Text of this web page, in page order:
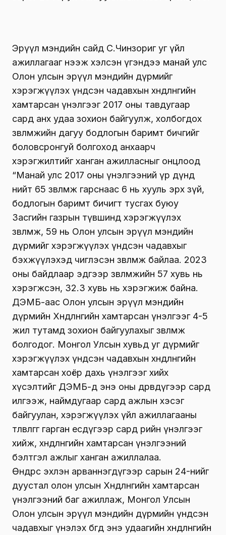
Эрүүл мэндийн сайд С.Чинзориг уг үйл
ажиллагааг нээж хэлсэн үгэндээ манай улс
Олон улсын эрүүл мэндийн дүрмийг
хэрэгжүүлэх үндсэн чадавхын хөндлөнгийн
хамтарсан үнэлгээг 2017 оны тавдугаар
сард анх удаа зохион байгуулж, холбогдох
зөвлөмжийн дагуу бодлогын баримт бичгийг
боловсронгуй болгоход анхаарч
хэрэгжилтийг ханган ажилласныг онцлоод
“Манай улс 2017 оны үнэлгээний үр дүнд
нийт 65 зөвлөмж гарснаас 6 нь хууль эрх зүй,
бодлогын баримт бичигт тусгах буюу
Засгийн газрын түвшинд хэрэгжүүлэх
зөвлөмж, 59 нь Олон улсын эрүүл мэндийн
дүрмийг хэрэгжүүлэх үндсэн чадавхыг
бэхжүүлэхэд чиглэсэн зөвлөмж байлаа. 2023
оны байдлаар эдгээр зөвлөмжийн 57 хувь нь
хэрэгжсэн, 32.3 хувь нь хэрэгжиж байна.
ДЭМБ-аас Олон улсын эрүүл мэндийн
дүрмийн Хөндлөнгийн хамтарсан үнэлгээг 4-5
жил тутамд зохион байгуулахыг зөвлөмж
болгодог. Монгол Улсын хувьд уг дүрмийг
хэрэгжүүлэх үндсэн чадавхын хөндлөнгийн
хамтарсан хоёр дахь үнэлгээг хийх
хүсэлтийг ДЭМБ-д энэ оны дөрөвдүгээр сард
илгээж, наймдугаар сард ажлын хэсэг
байгуулан, хэрэгжүүлэх үйл ажиллагааны
төлөвлөгөөг гарган есдүгээр сард өөрийн үнэлгээг
хийж, хөндлөнгийн хамтарсан үнэлгээний
бэлтгэл ажлыг ханган ажиллалаа.
Өнөөдрөөс эхлэн арваннэгдүгээр сарын 24-нийг
дуустал олон улсын Хөндлөнгийн хамтарсан
үнэлгээний баг ажиллаж, Монгол Улсын
Олон улсын эрүүл мэндийн дүрмийн үндсэн
чадавхыг үнэлэх бөгөөд энэ удаагийн хөндлөнгийн